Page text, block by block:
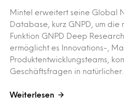
Mintel erweitert seine Global
Database, kurz GNPD, um die
Funktion GNPD Deep
ermöglicht es Innovations-,
Produktentwicklungsteams,
Geschäftsfragen in
Weiterlesen